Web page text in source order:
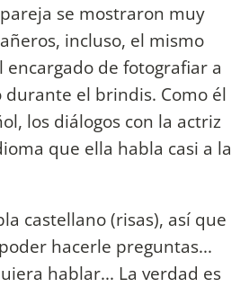
se mostraron muy
incluso, el mismo
de fotografiar a
el brindis. Como él
los diálogos con la actriz
que ella habla casi a la
castellano (risas), así que
hacerle preguntas...
hablar... La verdad es